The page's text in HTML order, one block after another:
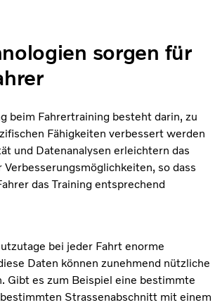
sorgen für
beim Fahrertraining besteht darin, zu
Fähigkeiten verbessert werden
und Datenanalysen erleichtern das
so dass
das Training entsprechend
bei jeder Fahrt enorme
Daten können zunehmend nützliche
Gibt es zum Beispiel eine bestimmte
Strassenabschnitt mit einem